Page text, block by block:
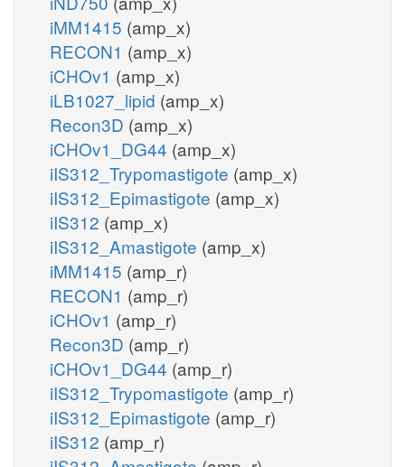
iMM1415 (amp_x)
RECON1 (amp_x)
iCHOv1 (amp_x)
iLB1027_lipid (amp_x)
Recon3D (amp_x)
iCHOv1_DG44 (amp_x)
iIS312_Trypomastigote (amp_x)
iIS312_Epimastigote (amp_x)
iIS312 (amp_x)
iIS312_Amastigote (amp_x)
iMM1415 (amp_r)
RECON1 (amp_r)
iCHOv1 (amp_r)
Recon3D (amp_r)
iCHOv1_DG44 (amp_r)
iIS312_Trypomastigote (amp_r)
iIS312_Epimastigote (amp_r)
iIS312 (amp_r)